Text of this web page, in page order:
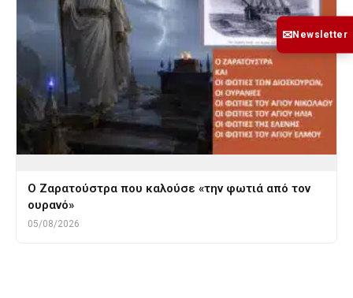
Ο Ζαρατούστρα που καλούσε «την φωτιά από τον
ουρανό»
05/08/2026
✉Newsletter